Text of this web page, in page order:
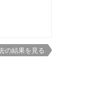
の結果を見る